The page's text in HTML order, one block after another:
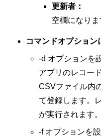
更新者：
空欄になりま
コマンドオプション
-d オプションを
アプリのレコー
CSVファイル内
て登録します。
が実行されます。
-f オプションを